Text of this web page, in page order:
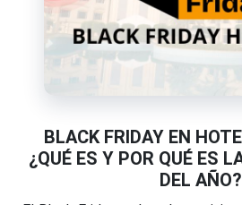
BLACK FRIDAY EN
¿QUÉ ES Y POR QUÉ ES
DEL AÑO?